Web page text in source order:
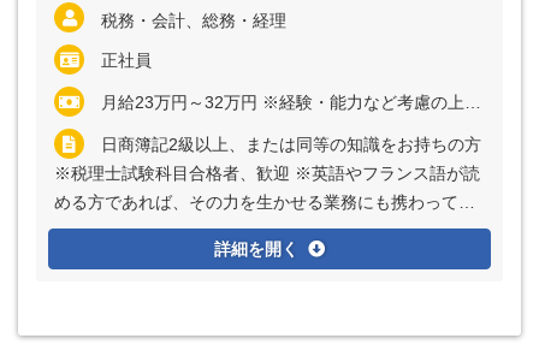
税務・会計、総務・経理
正社員
月給23万円～32万円 ※経験・能力など考慮の上、決定いたします ※上記に固定残業代（月20時間分＝2万9430円～3万円）を含む ※超過分は別途全額支給
日商簿記2級以上、または同等の知識をお持ちの方
※税理士試験科目合格者、歓迎 ※英語やフランス語が読
める方であれば、その力を生かせる業務にも携わってい
ただけます ※外国語スキルは、応募に際して必須ではあ
詳細を開く